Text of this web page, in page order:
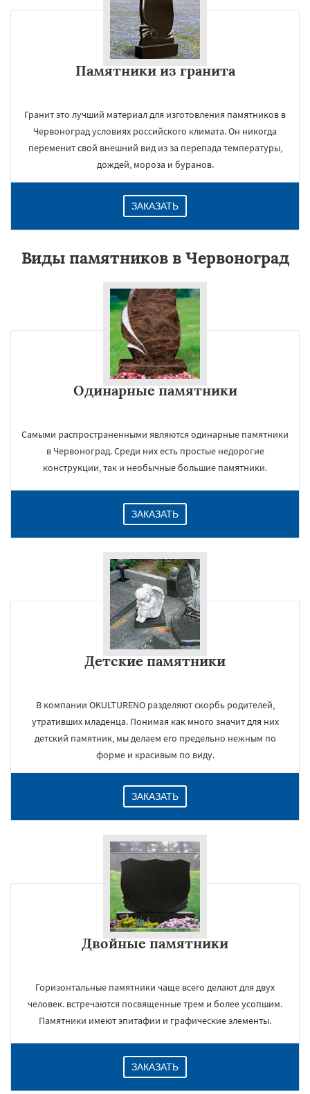
Памятники из гранита
Гранит это лучший материал для изготовления памятников в
Червоноград условиях российского климата. Он никогда
переменит свой внешний вид из за перепада температуры,
дождей, мороза и буранов.
ЗАКАЗАТЬ
Виды памятников в Червоноград
Одинарные памятники
Самыми распространенными являются одинарные памятники
в Червоноград. Среди них есть простые недорогие
конструкции, так и необычные большие памятники.
ЗАКАЗАТЬ
Детские памятники
В компании OKULTURENO разделяют скорбь родителей,
утративших младенца. Понимая как много значит для них
детский памятник, мы делаем его предельно нежным по
форме и красивым по виду.
ЗАКАЗАТЬ
Двойные памятники
Горизонтальные памятники чаще всего делают для двух
человек. встречаются посвященные трем и более усопшим.
Памятники имеют эпитафии и графические элементы.
ЗАКАЗАТЬ